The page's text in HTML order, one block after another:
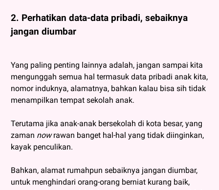
2. Perhatikan data-data pribadi, sebaiknya
jangan diumbar
Yang paling penting lainnya adalah, jangan sampai kita
mengunggah semua hal termasuk data pribadi anak kita,
nomor induknya, alamatnya, bahkan kalau bisa sih tidak
menampilkan tempat sekolah anak.
Terutama jika anak-anak bersekolah di kota besar, yang
zaman nowrawan banget hal-hal yang tidak diinginkan,
kayak penculikan.
Bahkan, alamat rumahpun sebaiknya jangan diumbar,
untuk menghindari orang-orang berniat kurang baik,